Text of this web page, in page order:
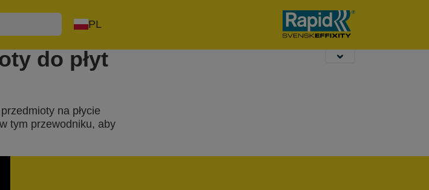
PL
dziurkacze
biurowe
do płyt
na płycie
tym przewodniku, aby